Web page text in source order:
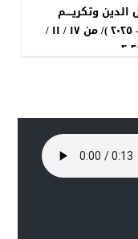
وتكريــــم
المتفوقيــــن للعام الدراسي ( ٢٠٢٤ – ٢٠٢٥ )/ من ١٧ / ١١ /